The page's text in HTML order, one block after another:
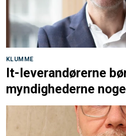
KLUMME
It-leverandørerne
myndighederne